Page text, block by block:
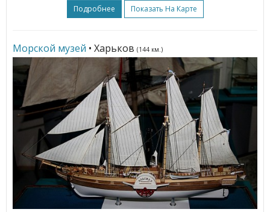
Подробнее Показать На Карте
Морской музей • Харьков (144 км.)